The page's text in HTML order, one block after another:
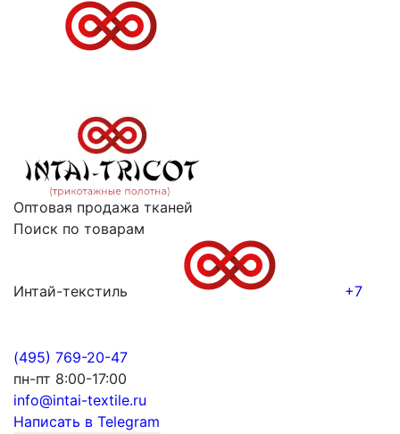
Оптовая продажа тканей
Поиск по товарам
Интай-текстиль +7
(495) 769-20-47
пн-пт 8:00-17:00
info@intai-textile.ru
Написать в Telegram